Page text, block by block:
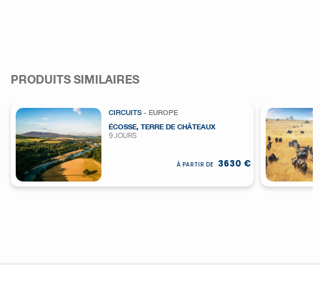
PRODUITS SIMILAIRES
CIRCUITS - EUROPE
ÉCOSSE, TERRE DE CHÂTEAUX
9 JOURS
À PARTIR DE 3630 €